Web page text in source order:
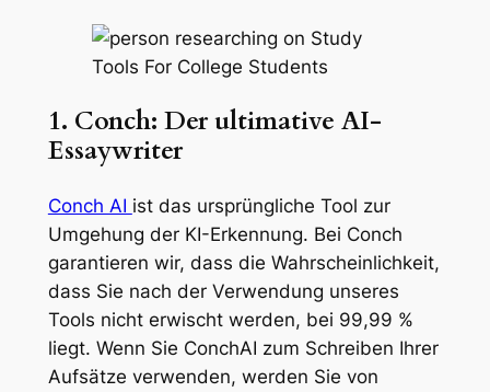
1. Conch: Der ultimative AI-
Essaywriter
Conch AI ist das ursprüngliche Tool zur
Umgehung der KI-Erkennung. Bei Conch
garantieren wir, dass die Wahrscheinlichkeit,
dass Sie nach der Verwendung unseres
Tools nicht erwischt werden, bei 99,99 %
liegt. Wenn Sie ConchAI zum Schreiben Ihrer
Aufsätze verwenden, werden Sie von